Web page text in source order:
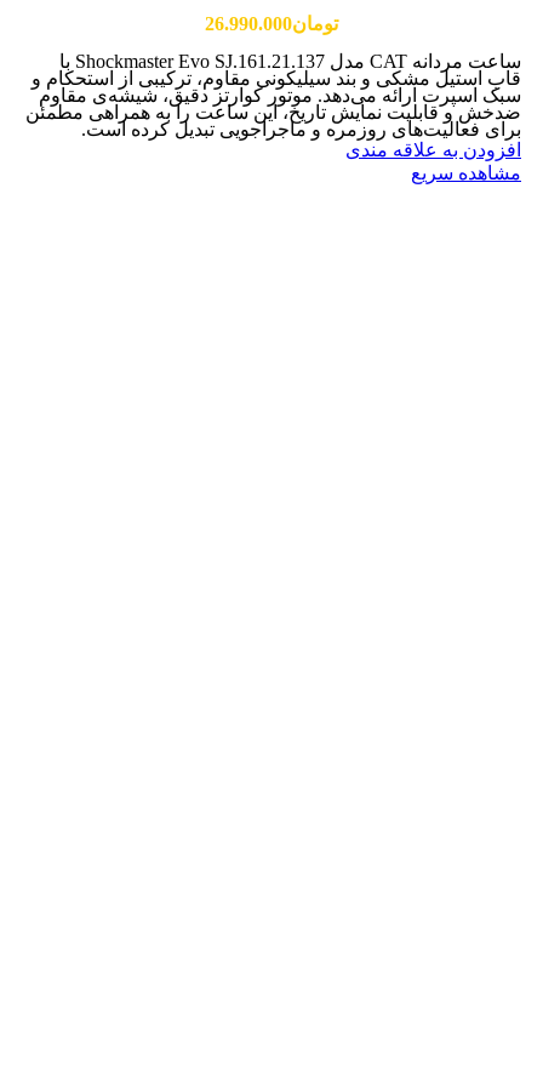
تومان26.990.000
ساعت مردانه CAT مدل Shockmaster Evo SJ.161.21.137 با
قاب استیل مشکی و بند سیلیکونی مقاوم، ترکیبی از استحکام و
سبک اسپرت ارائه می‌دهد. موتور کوارتز دقیق، شیشه‌ی مقاوم
ضدخش و قابلیت نمایش تاریخ، این ساعت را به همراهی مطمئن
برای فعالیت‌های روزمره و ماجراجویی تبدیل کرده است.
افزودن به علاقه مندی
مشاهده سریع